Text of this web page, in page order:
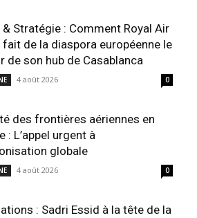
& Stratégie : Comment Royal Air
fait de la diaspora européenne le
de son hub de Casablanca
4 août 2026 0
des frontières aériennes en
: L’appel urgent à
globale
4 août 2026 0
: Sadri Essid à la tête de la